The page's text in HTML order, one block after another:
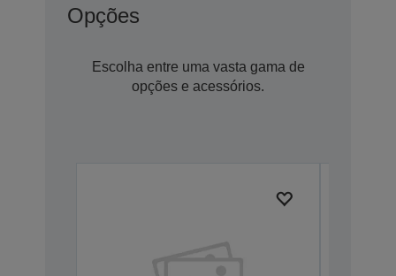
Opções
Escolha entre uma vasta gama de
opções e acessórios.